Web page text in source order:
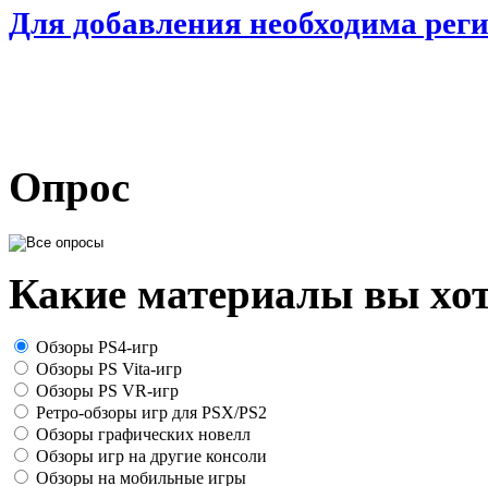
Для добавления необходима
Опрос
Какие материалы вы
Обзоры PS4-игр
Обзоры PS Vita-игр
Обзоры PS VR-игр
Ретро-обзоры игр для PSX/PS2
Обзоры графических новелл
Обзоры игр на другие консоли
Обзоры на мобильные игры